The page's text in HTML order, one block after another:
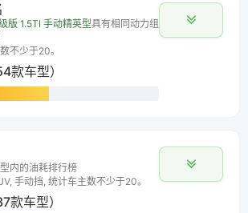
版 1.5TI 手动精英型具有相同动力组
不少于20。
款车型）
内的油耗排行榜
手动挡, 统计车主数不少于20。
款车型）